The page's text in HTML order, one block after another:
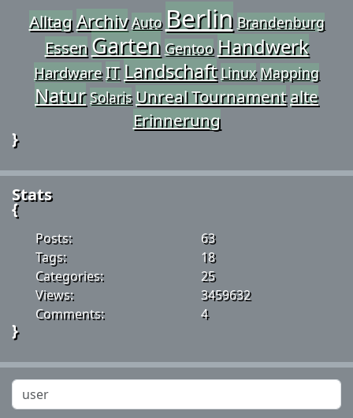
AlltagArchiv Auto Berlin Brandenburg
Essen Garten Gentoo Handwerk
Hardware IT Landschaft Linux Mapping
Natur Solaris Unreal Tournament alte
Erinnerung
}
Stats
{
Posts:
63
Tags:
18
Categories:
25
Views:
3459632
Comments:
4
}